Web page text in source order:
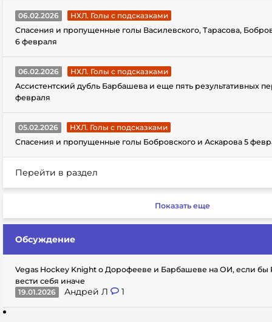
06.02.2026
НХЛ. Голы с подсказками
Спасения и пропущенные голы Василевского, Тарасова,
6 февраля
06.02.2026
НХЛ. Голы с подсказками
Ассистентский дубль Барбашева и еще пять результативных
февраля
05.02.2026
НХЛ. Голы с подсказками
Спасения и пропущенные голы Бобровского и Аскарова 5
Перейти в раздел
Показать еще
Обсуждение
Vegas Hockey Knight о Дорофееве и Барбашеве на ОИ, если бы
вести себя иначе
19.01.2026
Андрей Л 1